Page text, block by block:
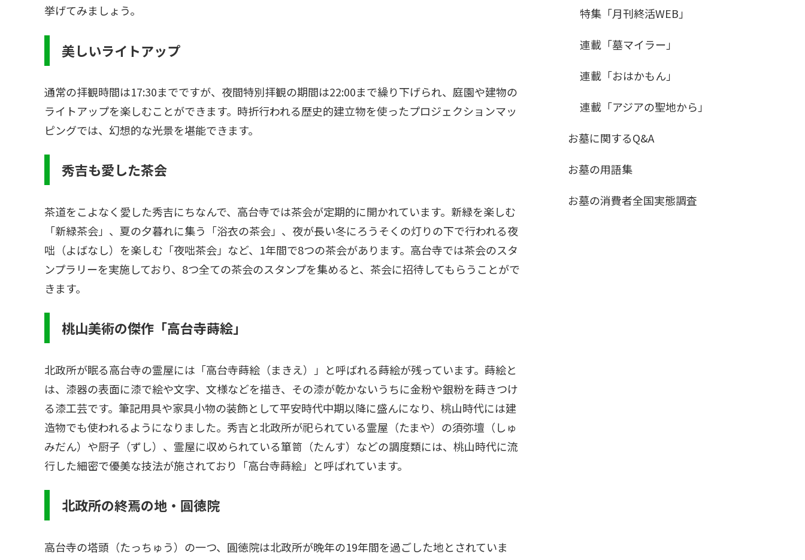
挙げてみましょう。
美しいライトアップ
通常の拝観時間は17:30までですが、夜間特別拝観の期間は22:00まで繰り下げられ、庭園や建物の
ライトアップを楽しむことができます。時折行われる歴史的建立物を使ったプロジェクションマッ
ピングでは、幻想的な光景を堪能できます。
秀吉も愛した茶会
茶道をこよなく愛した秀吉にちなんで、高台寺では茶会が定期的に開かれています。新緑を楽しむ
「新緑茶会」、夏の夕暮れに集う「浴衣の茶会」、夜が長い冬にろうそくの灯りの下で行われる夜
咄（よばなし）を楽しむ「夜咄茶会」など、1年間で8つの茶会があります。高台寺では茶会のスタ
ンプラリーを実施しており、8つ全ての茶会のスタンプを集めると、茶会に招待してもらうことがで
きます。
桃山美術の傑作「高台寺蒔絵」
北政所が眠る高台寺の霊屋には「高台寺蒔絵（まきえ）」と呼ばれる蒔絵が残っています。蒔絵と
は、漆器の表面に漆で絵や文字、文様などを描き、その漆が乾かないうちに金粉や銀粉を蒔きつけ
る漆工芸です。筆記用具や家具小物の装飾として平安時代中期以降に盛んになり、桃山時代には建
造物でも使われるようになりました。秀吉と北政所が祀られている霊屋（たまや）の須弥壇（しゅ
みだん）や厨子（ずし）、霊屋に収められている箪笥（たんす）などの調度類には、桃山時代に流
行した細密で優美な技法が施されており「高台寺蒔絵」と呼ばれています。
北政所の終焉の地・圓徳院
高台寺の塔頭（たっちゅう）の一つ、圓徳院は北政所が晩年の19年間を過ごした地とされていま
特集「月刊終活WEB」
連載「墓マイラー」
連載「おはかもん」
連載「アジアの聖地から」
お墓に関するQ&A
お墓の用語集
お墓の消費者全国実態調査